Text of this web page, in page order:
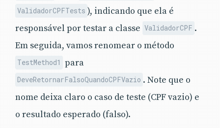
ValidadorCPFTests ), indicando que ela é
responsável por testar a classe ValidadorCPF .
Em seguida, vamos renomear o método
TestMethod1 para
DeveRetornarFalsoQuandoCPFVazio . Note que o
nome deixa claro o caso de teste (CPF vazio) e
o resultado esperado (falso).